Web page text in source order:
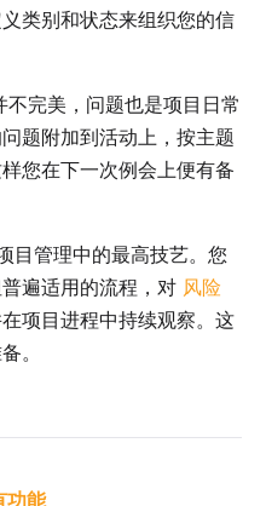
类别和状态来组织您的信
不完美，问题也是项目日常
题附加到活动上，按主题
您在下一次例会上便有备
目管理中的最高技艺。您
遍适用的流程，对 风险
项目进程中持续观察。这
。
功能